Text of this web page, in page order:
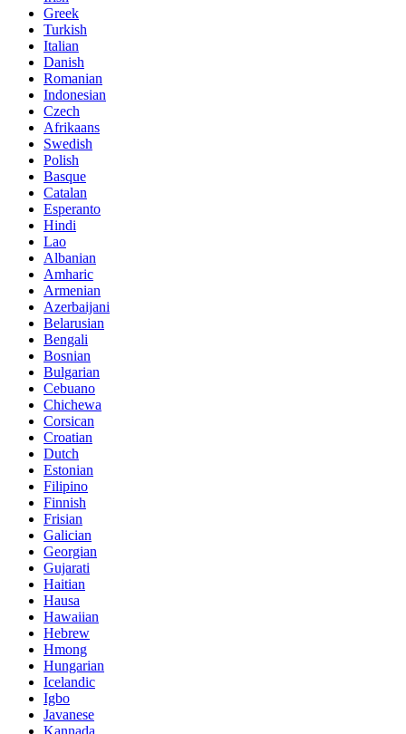
Greek
Turkish
Italian
Danish
Romanian
Indonesian
Czech
Afrikaans
Swedish
Polish
Basque
Catalan
Esperanto
Hindi
Lao
Albanian
Amharic
Armenian
Azerbaijani
Belarusian
Bengali
Bosnian
Bulgarian
Cebuano
Chichewa
Corsican
Croatian
Dutch
Estonian
Filipino
Finnish
Frisian
Galician
Georgian
Gujarati
Haitian
Hausa
Hawaiian
Hebrew
Hmong
Hungarian
Icelandic
Igbo
Javanese
Kannada